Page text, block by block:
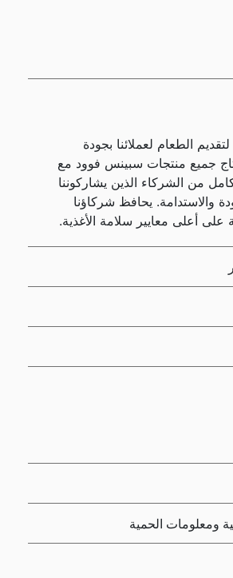
الطعام لعملائنا بجودة
جميع منتجات سبينس فوود مع
من الشركاء الذين يشاركوننا
والاستدامة. يحافظ شركاؤنا
على أعلى معايير سلامة الأغذية.
ومعلومات الحمية